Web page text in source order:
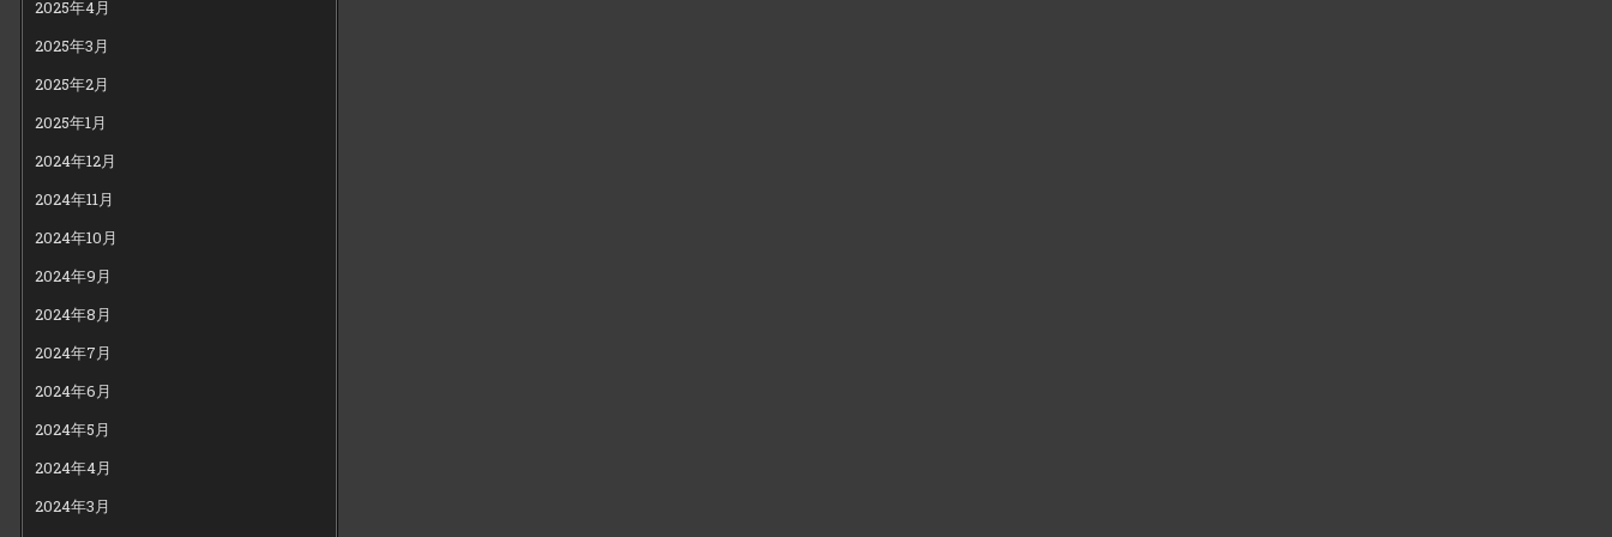
2025年4月
2025年3月
2025年2月
2025年1月
2024年12月
2024年11月
2024年10月
2024年9月
2024年8月
2024年7月
2024年6月
2024年5月
2024年4月
2024年3月